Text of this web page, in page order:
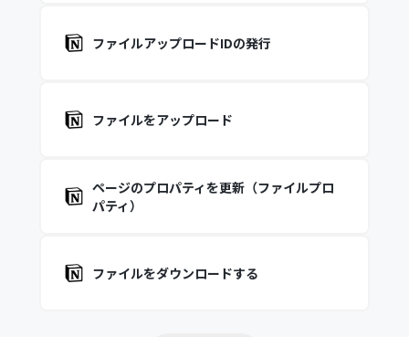
ファイルアップロードIDの発行
ファイルをアップロード
ページのプロパティを更新（ファイルプロ
パティ）
ファイルをダウンロードする